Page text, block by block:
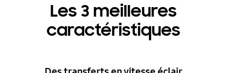
Les 3 meilleures
caractéristiques